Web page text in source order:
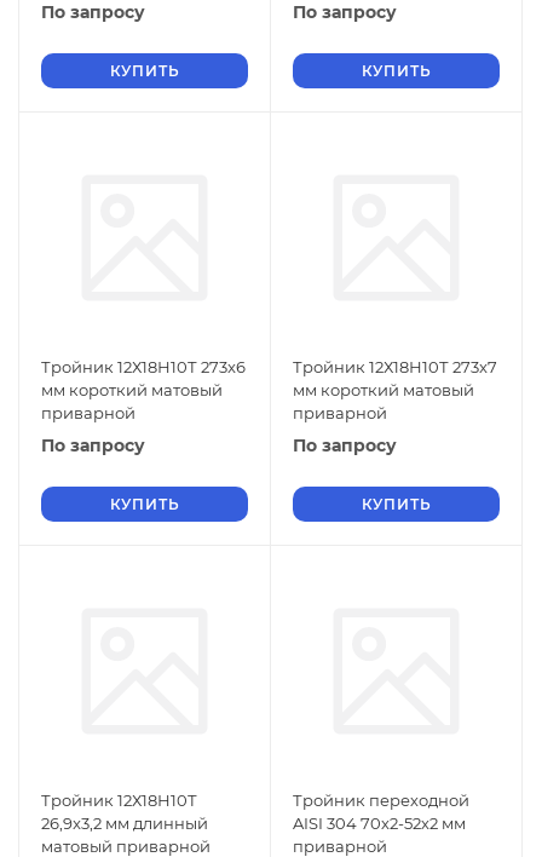
По запросу
КУПИТЬ
По запросу
КУПИТЬ
Тройник 12Х18Н10Т 273x6
мм короткий матовый
приварной
По запросу
КУПИТЬ
Тройник 12Х18Н10Т 273x7
мм короткий матовый
приварной
По запросу
КУПИТЬ
Тройник 12Х18Н10Т
26,9x3,2 мм длинный
матовый приварной
Тройник переходной
AISI 304 70х2-52х2 мм
приварной